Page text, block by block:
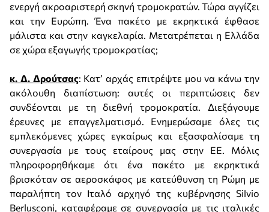
ενεργή ακροαριστερή σκηνή τρομοκρατών. Τώρα αγγίζει
και την Ευρώπη. Ένα πακέτο με εκρηκτικά έφθασε
μάλιστα και στην καγκελαρία. Μετατρέπεται η Ελλάδα
σε χώρα εξαγωγής τρομοκρατίας;
κ. Δ. Δρούτσας: Κατ’ αρχάς επιτρέψτε μου να κάνω την
ακόλουθη διαπίστωση: αυτές οι περιπτώσεις δεν
συνδέονται με τη διεθνή τρομοκρατία. Διεξάγουμε
έρευνες με επαγγελματισμό. Ενημερώσαμε όλες τις
εμπλεκόμενες χώρες εγκαίρως και εξασφαλίσαμε τη
συνεργασία με τους εταίρους μας στην ΕΕ. Μόλις
πληροφορηθήκαμε ότι ένα πακέτο με εκρηκτικά
βρισκόταν σε αεροσκάφος με κατεύθυνση τη Ρώμη με
παραλήπτη τον Ιταλό αρχηγό της κυβέρνησης Silvio
Berlusconi, καταφέραμε σε συνεργασία με τις ιταλικές